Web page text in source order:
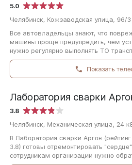
5.0
Челябинск, Кожзаводская улица, 96/3
Все автовладельцы знают, что
машины проще предупредить, чем
нужно регулярно выполнять ТО
Первый автотехцентр (оценка на
Показать
3.8
Лаборатория сварки
Челябинск, Механическая улица, 24
В Лаборатория сварки Аргон
3.8) готовы отремонтировать
сотрудникам организации нужно